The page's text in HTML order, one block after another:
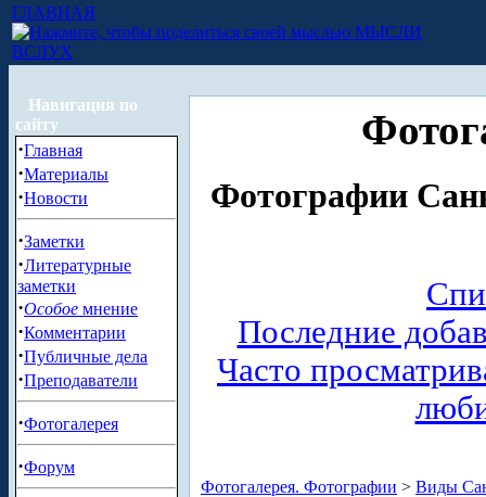
ГЛАВНАЯ
МЫСЛИ
ВСЛУХ
Навигация по
сайту
·Главная
·Материалы
·Новости
·Заметки
·Литературные
заметки
·Особое мнение
·Комментарии
·Публичные дела
·Преподаватели
·Фотогалерея
·Форум
Фотографии
Последние
Часто
Фотогалерея. Фотографии > Виды